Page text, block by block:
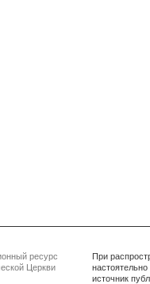
ресурс
Церкви
При
источник